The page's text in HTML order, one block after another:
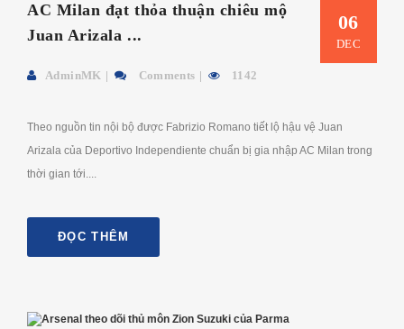
06
DEC
AC Milan đạt thỏa thuận chiêu mộ
Juan Arizala ...
AdminMK Comments 1142
Theo nguồn tin nội bộ được Fabrizio Romano tiết lộ hậu vệ Juan
Arizala của Deportivo Independiente chuẩn bị gia nhập AC Milan trong
thời gian tới....
ĐỌC THÊM